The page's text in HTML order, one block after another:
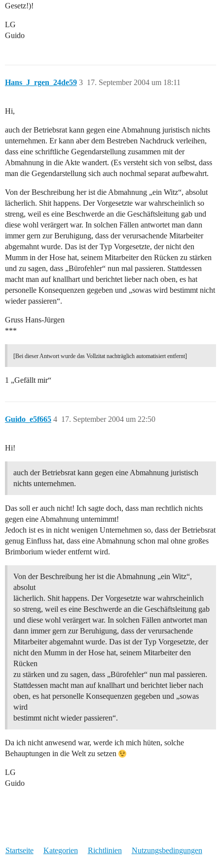
Gesetz!)!
LG
Guido
Hans_J_rgen_24de59 17. September 2004 um 18:11
3
Hi,
auch der Betriebsrat kann gegen eine Abmahnung juristisch nichts
unternehmen. Er kann aber dem Bestreben Nachdruck verleihen,
dass eine schriftliche Gegendarstellung zusammen mit der
Abmahnung in die Akte wandert. (Es versteht sich von selbst, dass
man die Gegendarstellung sich auch nochmal separat aufbewahrt.
Von der Beschreibung her ist die Abmahnung „ein Witz“, absolut
lächerlich. Shit happens. Der Vorgesetzte war wahrscheinlich so
streng, weil es eine Beschwerde an die Geschäftsleitung gab und
diese wohl verärgert war. In solchen Fällen antwortet man dann
immer gern zur Beruhigung, dass der verursachende Mitarbeiter
abgemahnt wurde. Das ist der Typ Vorgesetzte, der nicht den
Mumm in der Hose hat, seinem Mitarbeiter den Rücken zu stärken
und zu sagen, dass „Bürofehler“ nun mal passieren. Stattdessen
macht man auf knallhart und berichtet lieber nach oben, es hat
personelle Konsequenzen gegeben und „sowas wird bestimmt nicht
wieder passieren“.
Gruss Hans-Jürgen
***
[Bei dieser Antwort wurde das Vollzitat nachträglich automatisiert entfernt]
1 „Gefällt mir“
Guido_e5f665 17. September 2004 um 22:50
4
Hi!
auch der Betriebsrat kann gegen eine Abmahnung juristisch
nichts unternehmen.
Das soll er auch nicht! Ich sagte doch, dass man rechtlich nichts
gegen eine Abmahnung unternimmt!
Jedoch ist es in nicht wenigen Unternehmen so, dass der Betriebsrat
genug Einfluss hat, dass eine Abmahnung schon mal ohne großes
Brimborium wieder entfernt wird.
Von der Beschreibung her ist die Abmahnung „ein Witz“,
absolut
lächerlich. Shit happens. Der Vorgesetzte war wahrscheinlich
so streng, weil es eine Beschwerde an die Geschäftsleitung gab
und diese wohl verärgert war. In solchen Fällen antwortet man
dann immer gern zur Beruhigung, dass der verursachende
Mitarbeiter abgemahnt wurde. Das ist der Typ Vorgesetzte, der
nicht den Mumm in der Hose hat, seinem Mitarbeiter den
Rücken
zu stärken und zu sagen, dass „Bürofehler“ nun mal passieren.
Stattdessen macht man auf knallhart und berichtet lieber nach
oben, es hat personelle Konsequenzen gegeben und „sowas
wird
bestimmt nicht wieder passieren“.
Da ich nicht anwesend war, werde ich mich hüten, solche
Behauptungen in die Welt zu setzen
LG
Guido
Startseite Kategorien Richtlinien Nutzungsbedingungen